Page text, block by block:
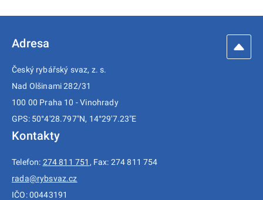
Adresa
Český rybářský svaz, z. s.
Nad Olšinami 282/31
100 00 Praha 10 - Vinohrady
GPS: 50°4'28.797"N, 14°29'7.23"E
Kontakty
Telefon: 274 811 751 , Fax: 274 811 754
rada@rybsvaz.cz
IČO: 00443191